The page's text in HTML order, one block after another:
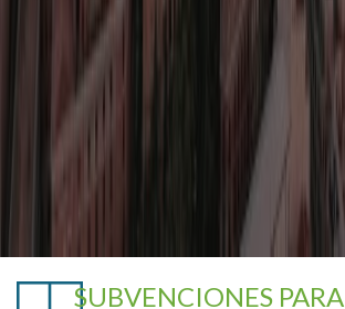
SUBVENCIONES PARA